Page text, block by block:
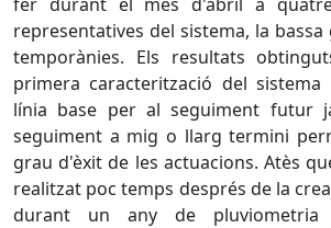
representatives del sistema, la
temporànies. Els resultats
primera caracterització del
línia base per al seguiment futur
seguiment a mig o llarg termini
grau d'èxit de les actuacions. Atès
realitzat poc temps després de la
durant un any de pluviometria